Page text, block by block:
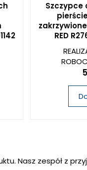
Szczypce
zakrzywione
RED
Nasz zespół z